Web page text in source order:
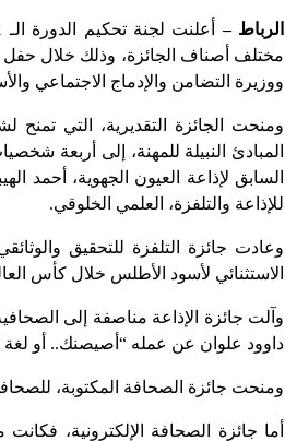
الرباط –
مختلف أصناف الجائزة، وذلك خلال حفل
ووزيرة التضامن والإدماج الاجتماعي
ومنحت الجائزة التقديرية، التي
المبادئ النبيلة للمهنة، إلى أربعة
السابق لإذاعة العيون الجهوية، أحمد
للإذاعة والتلفزة، العلمي الخلوقي.
وعادت جائزة التلفزة للتحقيق
الاستثنائي لأسود الأطلس خلال كأس العالم 2022 في
وآلت جائزة الإذاعة مناصفة إلى
داوود علوان عن عمله “أصيصنك.. أو لغة
ومنحت جائزة الصحافة المكتوبة،
أما جائزة الصحافة الإلكترونية،